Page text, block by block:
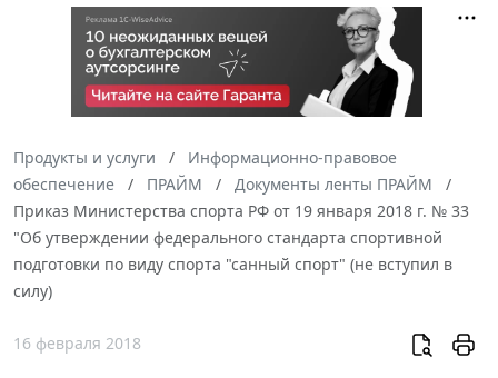
Продукты и услуги
Информационно-правовое
обеспечение
ПРАЙМ
Документы ленты ПРАЙМ
Приказ Министерства спорта РФ от 19 января 2018 г. № 33
"Об утверждении федерального стандарта спортивной
подготовки по виду спорта "санный спорт" (не вступил в
силу)
16 февраля 2018